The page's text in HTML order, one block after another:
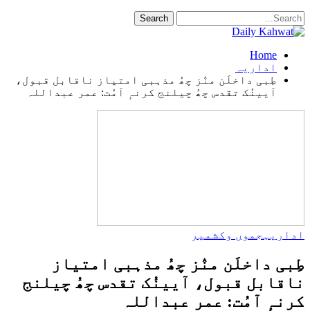
Home
اداریہ
طِبی داخلَن منٛز چھُ مذہبی امتیاز ناقابل قبول،
آیینُک تقدس چھُ چیلنج کرنہٕ آمُت: عمر عبداللہ
اداریہ جموں وکشمیر
طِبی داخلَن منٛز چھُ مذہبی امتیاز
ناقابل قبول، آیینُک تقدس چھُ چیلنج
کرنہٕ آمُت: عمر عبداللہ